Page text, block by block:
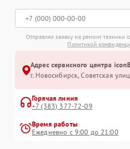
Отправляя заявку на ремонт техники
Политикой
Адрес сервисного центра
г. Новосибирск, Советская
Горячая линия
+7 (383) 377-72-09
Время работы
Ежедневно с 9:00 до 21:00